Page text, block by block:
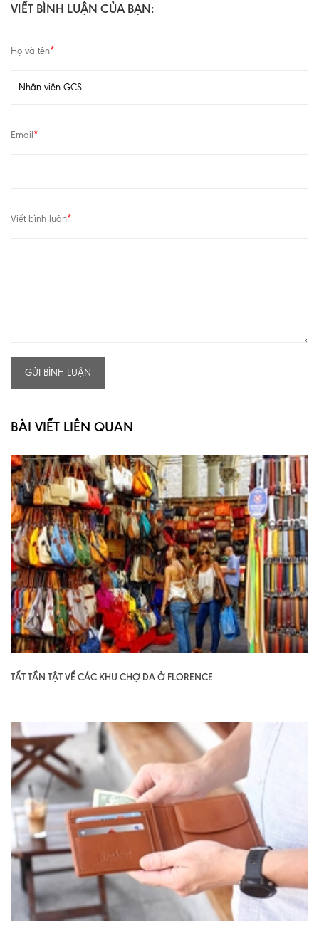
VIẾT BÌNH LUẬN CỦA BẠN:
Họ và tên*
Email *
Viết bình luận*
GỬI BÌNH LUẬN
BÀI VIẾT LIÊN QUAN
TẤT TẦN TẬT VỀ CÁC KHU CHỢ DA Ở FLORENCE